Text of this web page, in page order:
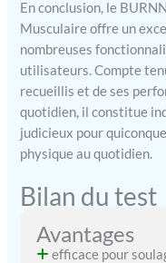
En conclusion, le
Musculaire offre un
nombreuses
utilisateurs. Compte
recueillis et de ses
quotidien, il constitue
judicieux pour
physique au quotidien.
Bilan du test
Avantages
efficace pour